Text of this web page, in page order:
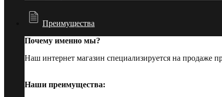
Преимущества
Почему именно мы?
Наш интернет магазин специализируется на продаже
Наши преимущества: